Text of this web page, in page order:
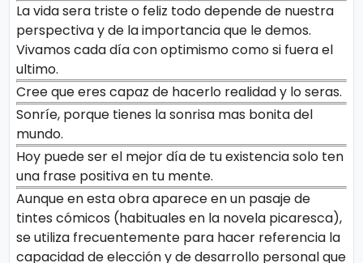
La vida sera triste o feliz todo depende de nuestra
perspectiva y de la importancia que le demos.
Vivamos cada día con optimismo como si fuera el
ultimo.
Cree que eres capaz de hacerlo realidad y lo seras.
Sonríe, porque tienes la sonrisa mas bonita del
mundo.
Hoy puede ser el mejor día de tu existencia solo ten
una frase positiva en tu mente.
Aunque en esta obra aparece en un pasaje de
tintes cómicos (habituales en la novela picaresca),
se utiliza frecuentemente para hacer referencia la
capacidad de elección y de desarrollo personal que